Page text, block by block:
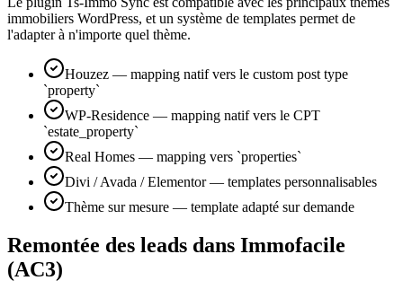
immobiliers WordPress, et un système de templates permet de
l'adapter à n'importe quel thème.
Houzez — mapping natif vers le custom post type
`property`
WP-Residence — mapping natif vers le CPT
`estate_property`
Real Homes — mapping vers `properties`
Divi / Avada / Elementor — templates personnalisables
Thème sur mesure — template adapté sur demande
Remontée des leads dans Immofacile
(AC3)